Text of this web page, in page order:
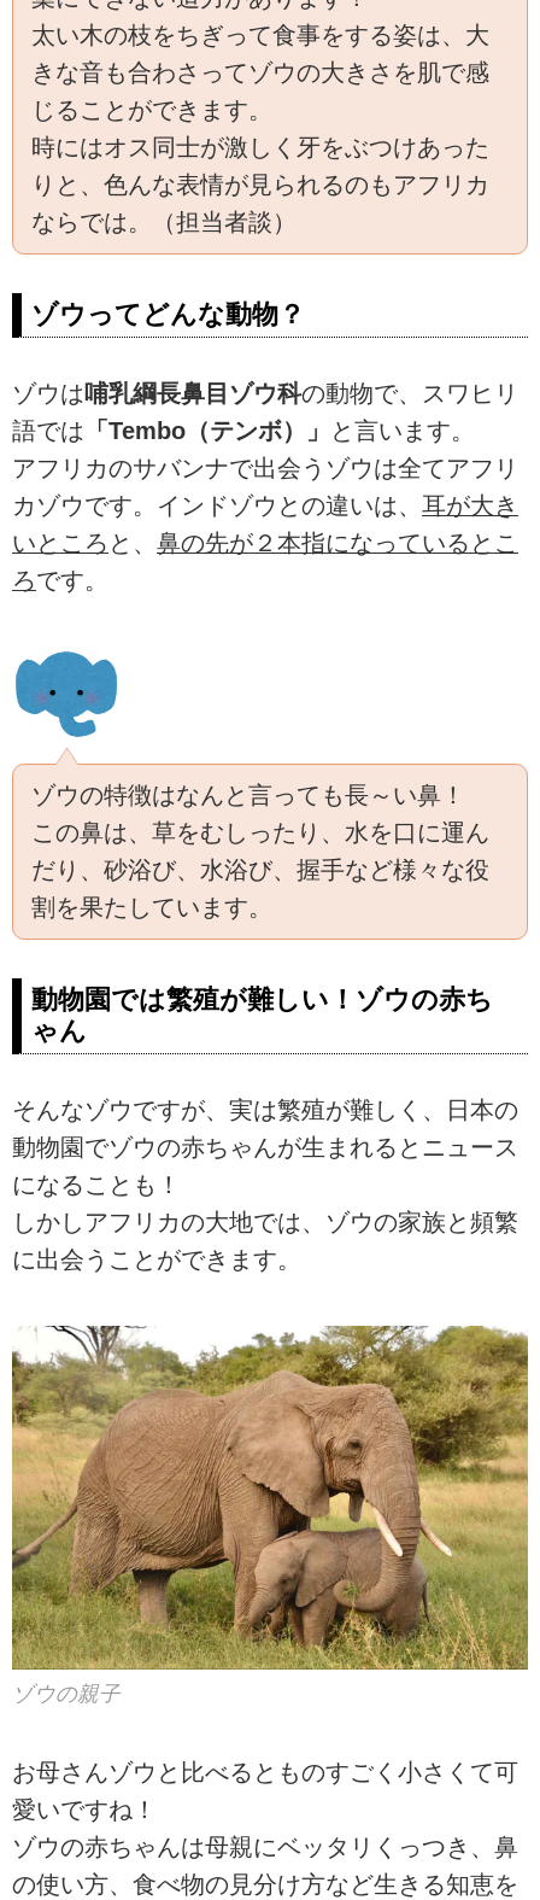
太い木の枝をちぎって食事をする姿は、大
きな音も合わさってゾウの大きさを肌で感
じることができます。
時にはオス同士が激しく牙をぶつけあった
りと、色んな表情が見られるのもアフリカ
ならでは。（担当者談）
ゾウってどんな動物？
ゾウは 哺乳綱長鼻目ゾウ科の動物で、スワヒリ
語では 「Tembo（テンボ）」
と言います。
アフリカのサバンナで出会うゾウは全てアフリ
カゾウです。インドゾウとの違いは、 耳が大き
いところ と、 鼻の先が２本指になっているとこ
ろです。
ゾウの特徴はなんと言っても長～い鼻！
この鼻は、草をむしったり、水を口に運ん
だり、砂浴び、水浴び、握手など様々な役
割を果たしています。
動物園では繁殖が難しい！ゾウの赤ち
ゃん
そんなゾウですが、実は繁殖が難しく、日本の
動物園でゾウの赤ちゃんが生まれるとニュース
になることも！
しかしアフリカの大地では、ゾウの家族と頻繁
に出会うことができます。
ゾウの親子
お母さんゾウと比べるとものすごく小さくて可
愛いですね！
ゾウの赤ちゃんは母親にベッタリくっつき、鼻
の使い方、食べ物の見分け方など生きる知恵を